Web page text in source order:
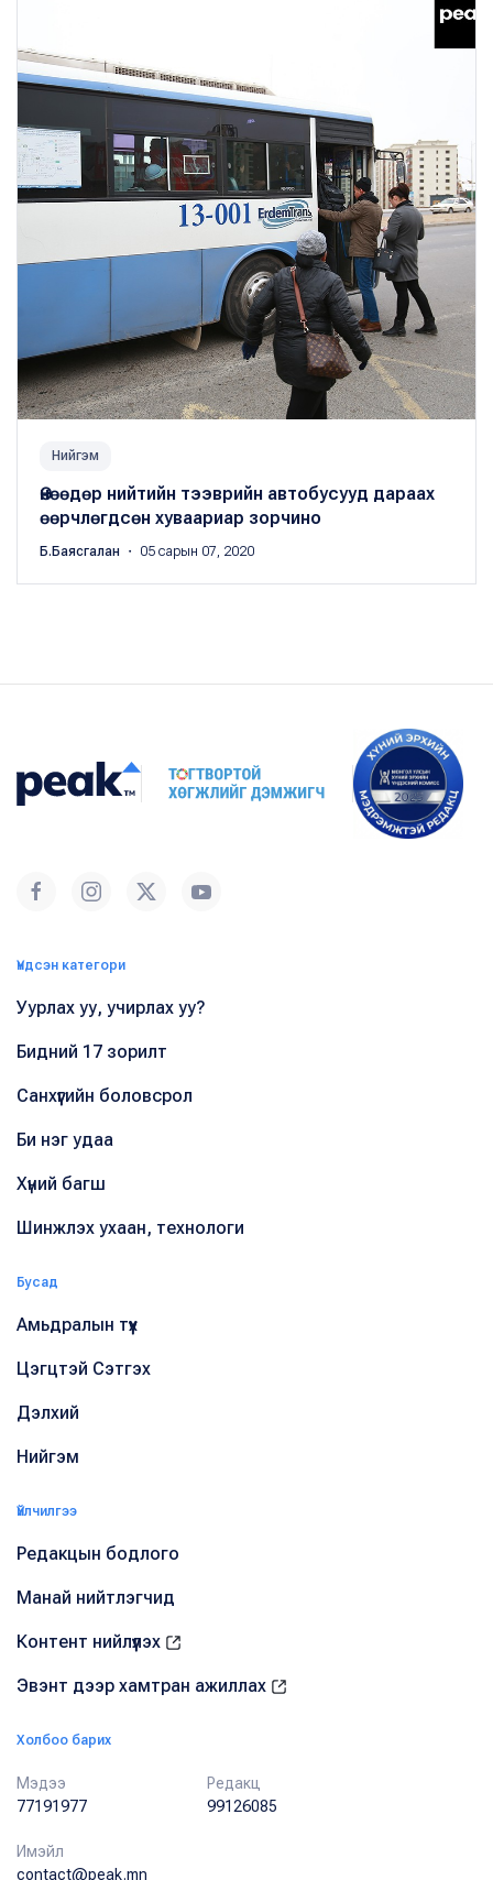
Нийгэм
Өнөөдөр нийтийн тээврийн автобусууд дараах
өөрчлөгдсөн хуваариар зорчино
Б.Баясгалан ・ 05 сарын 07, 2020
Үндсэн категори
Уурлах уу, учирлах уу?
Бидний 17 зорилт
Санхүүгийн боловсрол
Би нэг удаа
Хүний багш
Шинжлэх ухаан, технологи
Бусад
Амьдралын түүх
Цэгцтэй Сэтгэх
Дэлхий
Нийгэм
Үйлчилгээ
Редакцын бодлого
Манай нийтлэгчид
Контент нийлүүлэх
Эвэнт дээр хамтран ажиллах
Холбоо барих
Мэдээ
77191977
Редакц
99126085
Имэйл
contact@peak.mn